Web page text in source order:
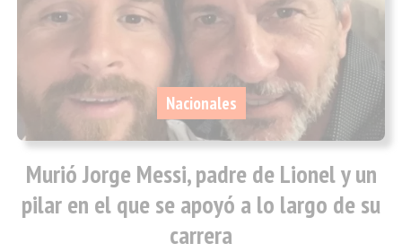
Murió Jorge Messi, padre de Lionel y un
pilar en el que se apoyó a lo largo de su
carrera
Nacionales